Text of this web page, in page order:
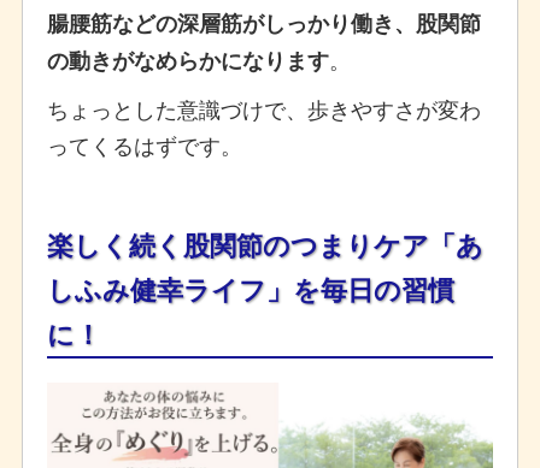
腸腰筋などの深層筋がしっかり働き、股関節
の動きがなめらかになります。
ちょっとした意識づけで、歩きやすさが変わ
ってくるはずです。
楽しく続く 股関節のつまりケア「あ
しふみ健幸ライフ」を毎日の習慣
に！